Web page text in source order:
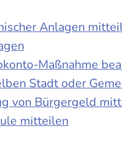
Anlagen
Maßnahme
Stadt oder
von Bürgergeld
mitteilen